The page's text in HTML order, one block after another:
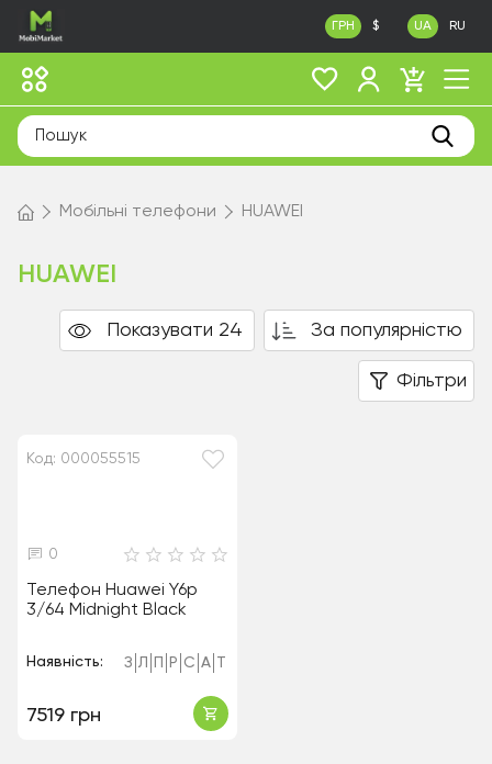
ГРН $ UA RU
Мобільні телефони HUAWEI
HUAWEI
Показувати 24 За популярністю
Фільтри
Код: 000055515
0
Телефон Huawei Y6p
3/64 Midnight Black
Наявність: З Л Р С А
7519 грн